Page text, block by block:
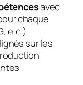
avec
chaque
etc.).
sur les